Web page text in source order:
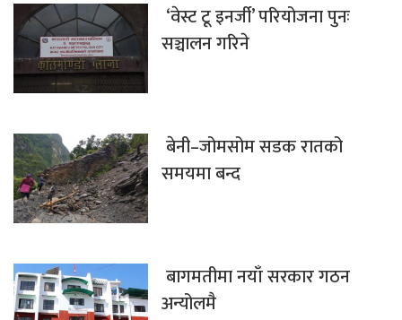
‘वेस्ट टू इनर्जी’ परियोजना पुनः
सञ्चालन गरिने
बेनी–जोमसोम सडक रातको
समयमा बन्द
बागमतीमा नयाँ सरकार गठन
अन्योलमै